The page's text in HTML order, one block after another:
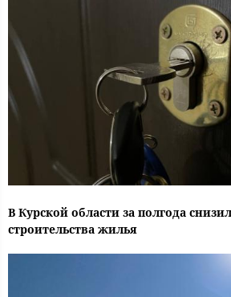
В Курской области за полгода
строительства жилья